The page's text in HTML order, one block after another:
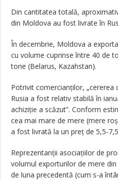
Din cantitatea totală,
din Moldova au fost livrate în
În decembrie, Moldova a
cu volume cuprinse între 40 de
tone (Belarus, Kazahstan).
Potrivit comercianților, „cererea
Rusia a fost relativ stabilă în
achiziție a scăzut”. Conform
cea mai mare de mere (mere
a fost livrată la un preț de 5,5-
Reprezentanții asociațiilor de
volumul exporturilor de mere
de luna precedentă (cum s-a